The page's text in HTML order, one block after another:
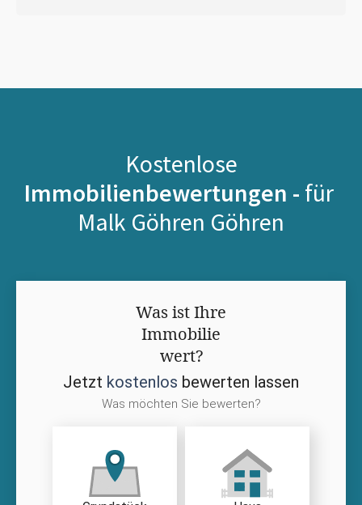
Kostenlose
Immobilienbewertungen - für
Malk Göhren Göhren
Was ist Ihre
Immobilie
wert?
Jetzt kostenlos bewerten lassen
Was möchten Sie bewerten?